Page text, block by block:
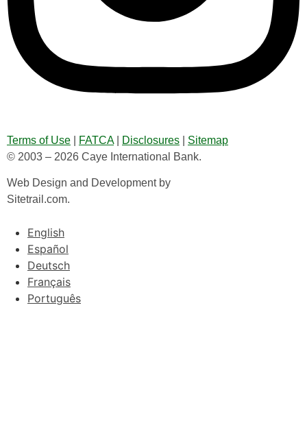
Terms of Use FATCA| Disclosures
Sitemap
© 2003 – 2026 Caye International Bank.
Web Design and Development by
Sitetrail.com.
English
Español
Deutsch
Français
Português